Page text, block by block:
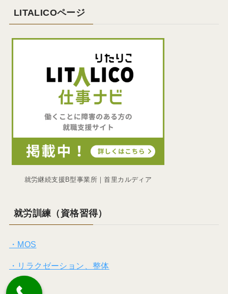
LITALICOページ
就労継続支援B型事業所｜首里カルディア
就労訓練（資格習得）
・MOS
・リラクゼーション、整体